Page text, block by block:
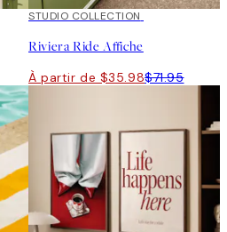
50%*
STUDIO COLLECTION
Riviera Ride Affiche
À partir de $35.98$71.95